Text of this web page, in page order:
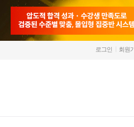
로그인 회원